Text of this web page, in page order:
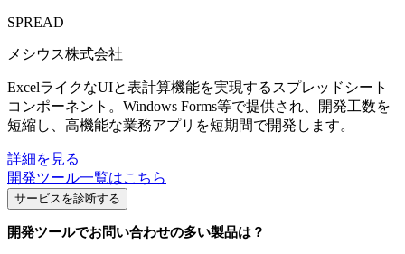
SPREAD
メシウス株式会社
ExcelライクなUIと表計算機能を実現するスプレッドシート
コンポーネント。Windows Forms等で提供され、開発工数を
短縮し、高機能な業務アプリを短期間で開発します。
詳細を見る
開発ツール一覧はこちら
サービスを診断する
開発ツールでお問い合わせの多い製品は？